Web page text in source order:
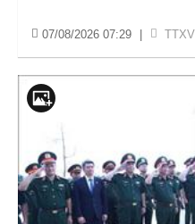
07/08/2026 07:29